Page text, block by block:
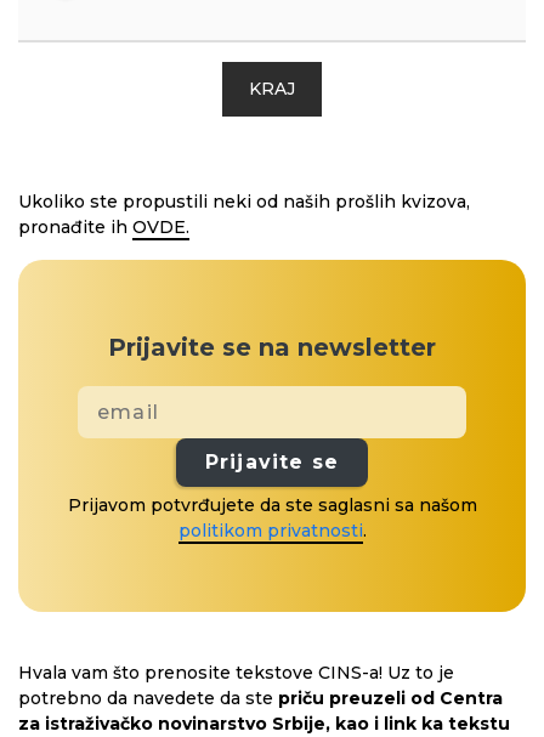
KRAJ
Ukoliko ste propustili neki od naših prošlih kvizova,
pronađite ih OVDE.
Prijavite se na newsletter
Prijavite se
Prijavom potvrđujete da ste saglasni sa našom
politikom privatnosti.
Hvala vam što prenosite tekstove CINS-a! Uz to je
potrebno da navedete da ste priču preuzeli od Centra
za istraživačko novinarstvo Srbije, kao i link ka tekstu